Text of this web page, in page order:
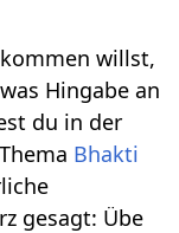
willst,
Hingabe an
du in der
Bhakti
gesagt: Übe